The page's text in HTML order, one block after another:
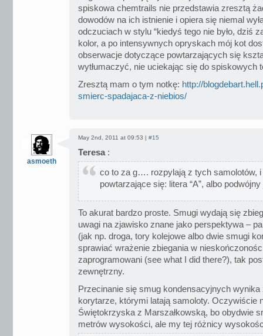
spiskowa chemtrails nie przedstawia zresztą
dowodów na ich istnienie i opiera się niemal
odczuciach w stylu “kiedyś tego nie było, dziś
kolor, a po intensywnych opryskach mój kot
obserwacje dotyczące powtarzających się
wytłumaczyć, nie uciekając się do spiskowych
Zresztą mam o tym notkę: http://
smierc-spadajaca-z-niebios/
asmoeth
May 2nd, 2011 at 09:53 | #15
Teresa :
co to za g…. rozpylają z tych samolotów,
powtarzające się: litera “A”, albo
To akurat bardzo proste. Smugi wydają się
uwagi na zjawisko znane jako perspektywa –
(jak np. droga, tory kolejowe albo dwie smugi
sprawiać wrażenie zbiegania w
zaprogramowani (see what I did there?), tak
zewnętrzny.
Przecinanie się smug kondensacyjnych
korytarze, którymi latają samoloty. Oczywiście
Świętokrzyska z Marszałkowską, bo obydwie
metrów wysokości, ale my tej różnicy